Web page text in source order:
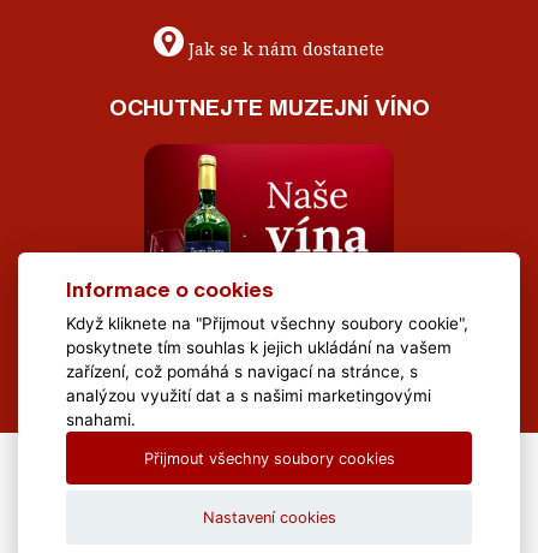
Jak se k nám dostanete
OCHUTNEJTE MUZEJNÍ VÍNO
All Rights Reserved Muzeum Brněnska © 2020, Webdesign by
Informace o cookies
Když kliknete na "Přijmout všechny soubory cookie",
poskytnete tím souhlas k jejich ukládání na vašem
zařízení, což pomáhá s navigací na stránce, s
analýzou využití dat a s našimi marketingovými
snahami.
Přijmout všechny soubory cookies
Nastavení cookies